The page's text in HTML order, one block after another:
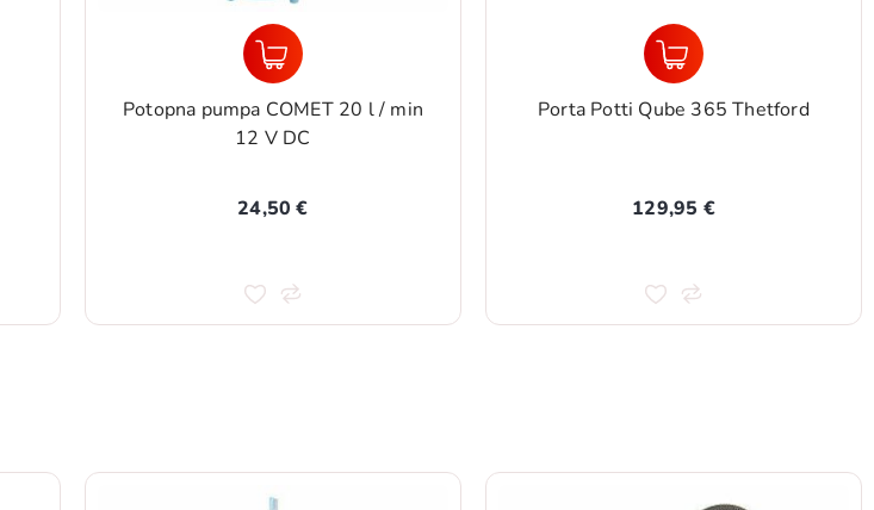
Potopna pumpa COMET 20 l / min
12 V DC
24,50 €
Porta Potti Qube 365 Thetford
129,95 €